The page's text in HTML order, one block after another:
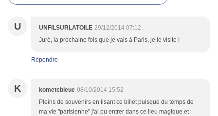
U UNFILSURLATOILE 29/12/2014 07:12
Juré, la prochaine fois que je vais à Paris, je le visite !
Répondre
K kometebleue 08/10/2014 15:52
Pleins de souvenirs en lisant ce billet puisque du temps de
ma vie "parisienne" j'ai pu entrer dans ce lieu magique et